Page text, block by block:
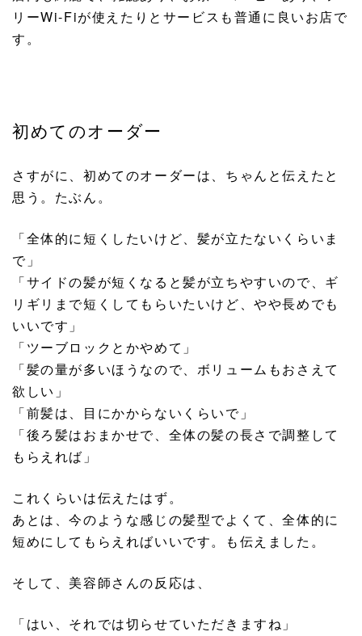
リーWi-Fiが使えたりとサービスも普通に良いお店で
す。
初めてのオーダー
さすがに、初めてのオーダーは、ちゃんと伝えたと
思う。たぶん。
「全体的に短くしたいけど、髪が立たないくらいま
で」
「サイドの髪が短くなると髪が立ちやすいので、ギ
リギリまで短くしてもらいたいけど、やや長めでも
いいです」
「ツーブロックとかやめて」
「髪の量が多いほうなので、ボリュームもおさえて
欲しい」
「前髪は、目にかからないくらいで」
「後ろ髪はおまかせで、全体の髪の長さで調整して
もらえれば」
これくらいは伝えたはず。
あとは、今のような感じの髪型でよくて、全体的に
短めにしてもらえればいいです。も伝えました。
そして、美容師さんの反応は、
「はい、それでは切らせていただきますね」